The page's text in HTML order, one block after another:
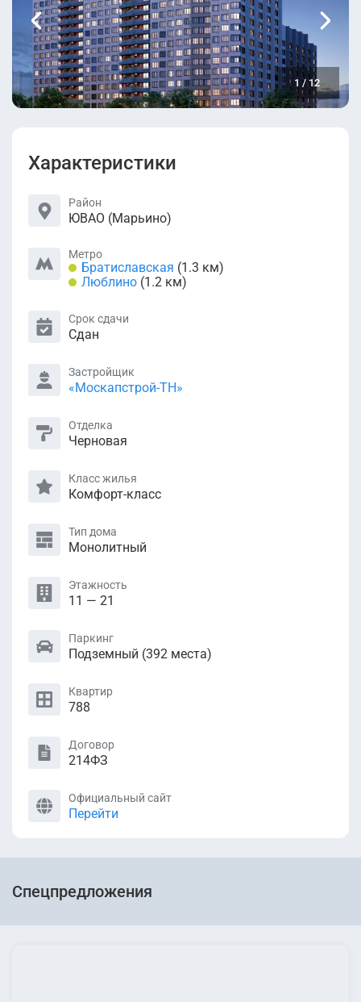
1 /12
Характеристики
Район
ЮВАО (Марьино)
Метро
Братиславская (1.3 км)
Люблино (1.2 км)
Срок сдачи
Сдан
Застройщик
«Москапстрой-ТН»
Отделка
Черновая
Класс жилья
Комфорт-класс
Тип дома
Монолитный
Этажность
11 — 21
Паркинг
Подземный (392 местa)
Квартир
788
Договор
214ФЗ
Официальный сайт
Перейти
Спецпредложения